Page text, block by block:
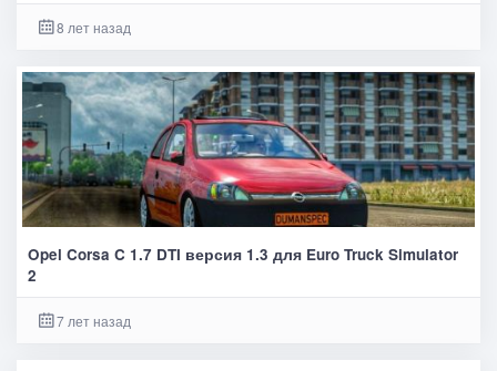
8 лет назад
Opel Corsa C 1.7 DTI версия 1.3 для Euro Truck Simulator
2
7 лет назад